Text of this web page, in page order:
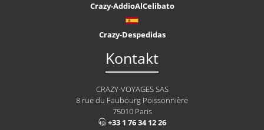
Crazy-AddioAlCelibato
Crazy-Despedidas
Kontakt
CRAZY-VOYAGES SAS
8 rue du Faubourg Poissonnière
75010 Paris
+33 1 76 34 12 26